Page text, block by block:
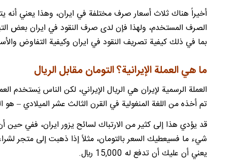
أخيراً هناك ثلاث أسعار صرف مختلفة في ايران، وهذا يعني أنه
الصرف المستخدم، ولهذا فإن لدى صرف النقود في ايران بعض
بما في ذلك كيفية تصريف النقود في ايران وكيفية التفاوض
ما هي العملة الإيرانية؟ التومان مقابل الريال
العملة الرسمية لإيران هي الريال الإيراني، لكن الناس يَستخدم
تم أخذه من اللغة المنغولية في القرن الثالث عشر الميلادي – هو
قد يؤدي هذا إلى كثير من الارتباك لسائح يزور ايران، ففي حين
يعني أن عليك أن تدفع له 15,000 ريال.